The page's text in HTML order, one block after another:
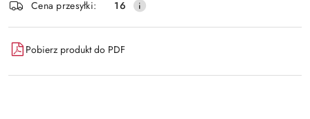
Wyślij
dostawa
Cena przesyłki:
16
Pobierz produkt do PDF